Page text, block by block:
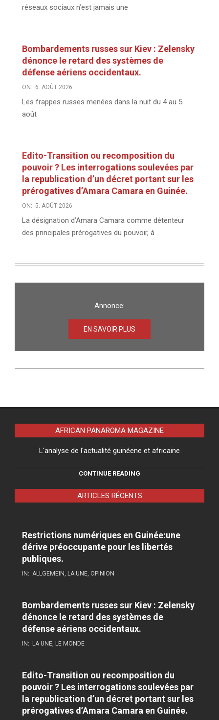
réseaux sociaux n’est jamais une
Bombardements russes sur Kiev : Zelensky
dénonce le retard des systèmes de
défense aériens occidentaux.
ON: 6. AOÛT 2026
Les frappes russes menées dans la nuit du 4 au 5
août
Edito-Transition ou recomposition du
pouvoir ? Les interrogations soulevées par
la republication d’un décret portant sur les
prérogatives d’Amara Camara en Guinée.
ON: 5. AOÛT 2026
La désignation d’Amara Camara comme détenteur
des principales prérogatives du pouvoir, à
Annonce:
EN SAVOIR PLUS
AFRICAN PANAROMA MAGAZINE
L'analyse de l'actualité guinéene et africaine
CONTINUE READING
ARTICLES RÉCENTS
Restrictions numériques en Guinée:une
dérive préoccupante pour les libertés
publiques.
IN: ALLGEMEIN, LA UNE, OPINION
Bombardements russes sur Kiev : Zelensky
dénonce le retard des systèmes de
défense aériens occidentaux.
IN: LA UNE, LE MONDE
Edito-Transition ou recomposition du
pouvoir ? Les interrogations soulevées par
la republication d’un décret portant sur les
prérogatives d’Amara Camara en Guinée.